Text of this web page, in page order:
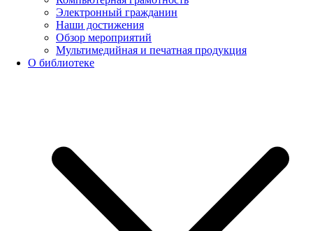
Электронный гражданин
Наши достижения
Обзор мероприятий
Мультимедийная и печатная продукция
О библиотеке